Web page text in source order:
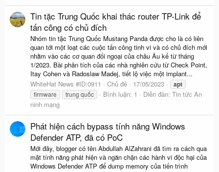
Tin tặc Trung Quốc khai thác router TP-Link để
tấn công có chủ đích
Nhóm tin tặc Trung Quốc Mustang Panda được cho là có liên
quan tới một loạt các cuộc tấn công tinh vi và có chủ đích mới
nhằm vào các cơ quan đối ngoại của châu Âu kể từ tháng
1/2023. Bài phân tích của các nhà nghiên cứu từ Check Point,
Itay Cohen và Radoslaw Madej, tiết lộ việc một implant...
WhiteHat News #ID:0911
Chủ đề 17/05/2023 apt
firmware trung quốc Bình luận: 1 Diễn đàn: Tin tức An
ninh mạng
Phát hiện cách bypass tính năng Windows
Defender ATP, đã có PoC
Mới đây, blogger có tên Abdullah AlZahrani đã tìm ra cách qua
mặt tính năng phát hiện và ngăn chặn các hành vi độc hại của
Windows Defender ATP để dump memory của tiến trình